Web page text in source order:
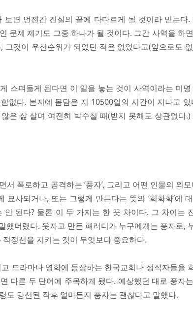
면 언젠간 진실의 끝에 다다르게 될 것이라 믿는다.
문제 제기도 그중 하나가 될 것이다. 그간 사역을 하
그것이 우선순위가 되었던 적은 없었다고(앞으로도
스며들게 된다면 이 일을 놓는 것이 사역이라는 미명
없다. 본지에 몸담은 지 10500일의 시간이 지나고 있
은 삶 살며 여전히 박수칠 때(받지 못해도 상관없다.)
서 폭로하고 공격하는 ‘풍자’, 그리고 어떤 인물의 외
묘사되거나, 또는 그렇게 만든다는 뜻의 ‘희화화’에
안 된다? 물론 이 두 가지는 한 끗 차이다. 그 차이는
했더랬다. 웃자고 만든 패러디가 누구에게는 풍자로,
정선을 지키는 것이 무엇보다 중요하다.
드라마나 영화에 등장하는 한국교회나 성직자들을
다른 두 단어에 주목하게 됐다. 예상했던 대로 풍자
도 당선된 직후 얼마든지 풍자는 괜찮다고 말했다.